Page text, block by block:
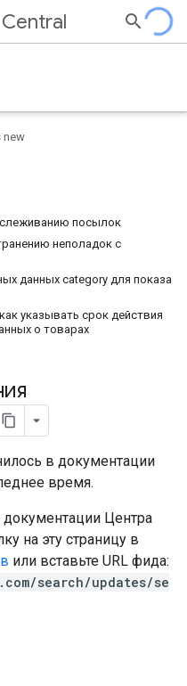
new
посылок
неполадок с
данных category для показа
указывать срок действия
о товарах
в документации
время.
документации Центра
на эту страницу в
или вставьте URL фида:
search/updates/se